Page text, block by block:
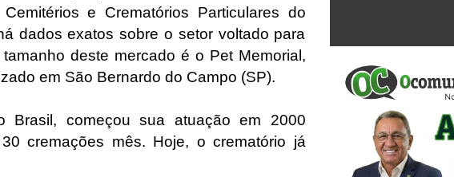
e Crematórios Particulares do
dados exatos sobre o setor voltado para
deste mercado é o Pet Memorial,
em São Bernardo do Campo (SP).
Brasil, começou sua atuação em 2000
cremações mês. Hoje, o crematório já